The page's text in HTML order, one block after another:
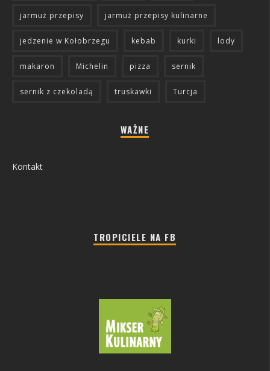
jarmuż przepisy jarmuż przepisy kulinarne
jedzenie w Kołobrzegu kebab kurki lody
makaron Michelin pizza sernik
sernik z czekoladą truskawki Turcja
WAŻNE
Kontakt
TROPICIELE NA FB